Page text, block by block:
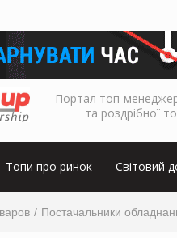
Портал топ-
та роздрібної
Топи про ринок Світовий
Постачальники